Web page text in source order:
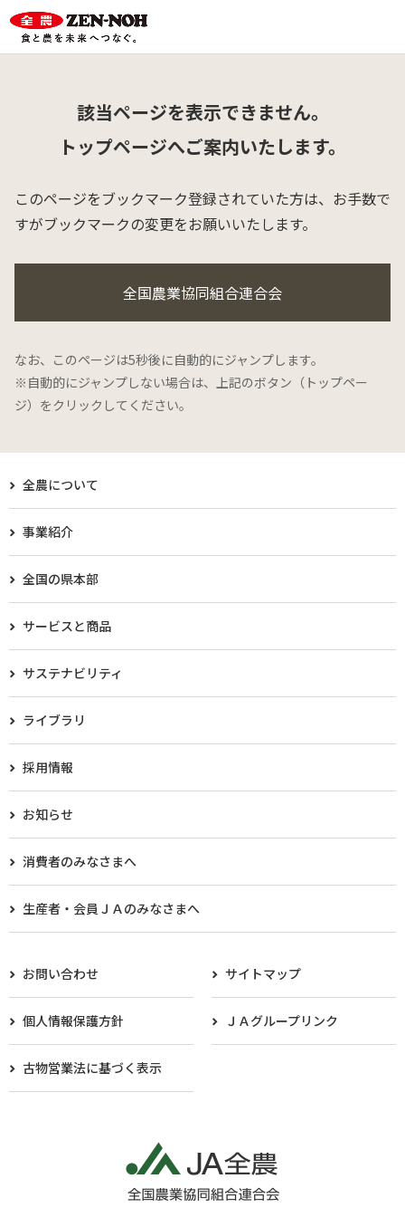
該当ページを表示できません。
トップページへご案内いたします。
このページをブックマーク登録されていた方は、 お手数で
すがブックマークの変更をお願いいたします。
全国農業協同組合連合会
なお、このページは5秒後に自動的にジャンプします。
※自動的にジャンプしない場合は、上記のボタン（トップペー
ジ）をクリックしてください。
全農について
事業紹介
全国の県本部
サービスと商品
サステナビリティ
ライブラリ
採用情報
お知らせ
消費者のみなさまへ
生産者・会員ＪＡのみなさまへ​
お問い合わせ サイトマップ
個人情報保護方針 ＪＡグループリンク
古物営業法に基づく表示